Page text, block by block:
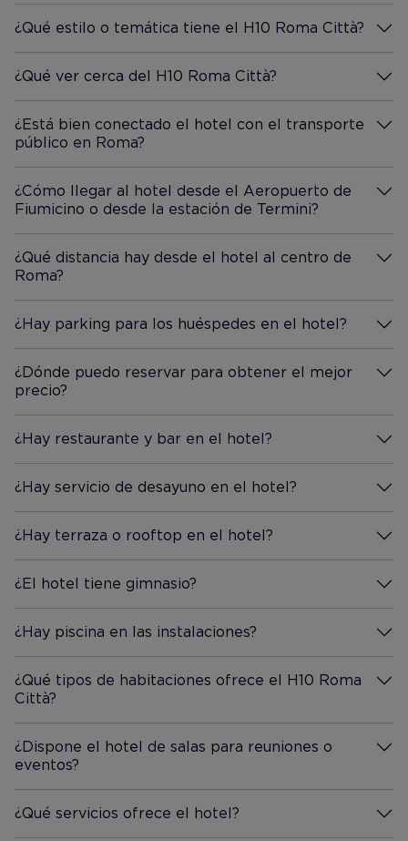
históricos, el autobús 170 o el
mayoría de las áreas para las
conexiones. Habiendo estado
anteriormente solo en H 10
hoteles en resorts de playa
antes, estábamos muy
contentos con nuestro primer
hotel urbano y volveríamos
encantados. Hicimos un
montón de grandes recuerdos
de su maravillosa ciudad y
hotel.
¿Qué estilo o temática tiene el H10 Roma Città?
Más información
¿Qué ver cerca del H10 Roma Città?
Más información
¿Está bien conectado el hotel con el transporte
público en Roma?
Más información
¿Cómo llegar al hotel desde el Aeropuerto de
Fiumicino o desde la estación de Termini?
Más información
¿Qué distancia hay desde el hotel al centro de
Roma?
Más información
¿Hay parking para los huéspedes en el hotel?
Más información
¿Dónde puedo reservar para obtener el mejor
precio?
Más información
¿Hay restaurante y bar en el hotel?
Más información
¿Hay servicio de desayuno en el hotel?
Más información
¿Hay terraza o rooftop en el hotel?
Más información
¿El hotel tiene gimnasio?
Más información
¿Hay piscina en las instalaciones?
Más información
¿Qué tipos de habitaciones ofrece el H10 Roma
Città?
Más información
¿Dispone el hotel de salas para reuniones o
eventos?
Más información
¿Qué servicios ofrece el hotel?
Más información